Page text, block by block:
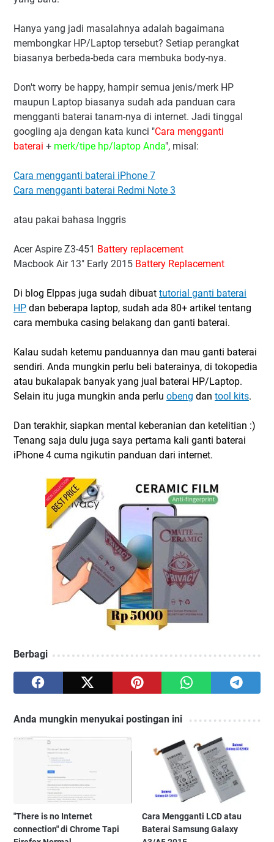
Hanya yang jadi masalahnya adalah bagaimana
membongkar HP/Laptop tersebut? Setiap perangkat
biasanya berbeda-beda cara membuka body-nya.
Don't worry be happy, hampir semua jenis/merk HP
maupun Laptop biasanya sudah ada panduan cara
mengganti baterai tanam-nya di internet. Jadi tinggal
googling aja dengan kata kunci "Cara mengganti
baterai + merk/tipe hp/laptop Anda", misal:
Cara mengganti baterai iPhone 7
Cara mengganti baterai Redmi Note 3
atau pakai bahasa Inggris
Acer Aspire Z3-451 Battery replacement
Macbook Air 13" Early 2015 Battery Replacement
Di blog Elppas juga sudah dibuat tutorial ganti baterai
HP dan beberapa laptop, sudah ada 80+ artikel tentang
cara membuka casing belakang dan ganti baterai.
Kalau sudah ketemu panduannya dan mau ganti baterai
sendiri. Anda mungkin perlu beli baterainya, di tokopedia
atau bukalapak banyak yang jual baterai HP/Laptop.
Selain itu juga mungkin anda perlu obeng dan tool kits.
Dan terakhir, siapkan mental keberanian dan ketelitian :)
Tenang saja dulu juga saya pertama kali ganti baterai
iPhone 4 cuma ngikutin panduan dari internet.
Berbagi
Anda mungkin menyukai postingan ini
"There is no Internet
connection" di Chrome Tapi
Cara Mengganti LCD atau
Baterai Samsung Galaxy